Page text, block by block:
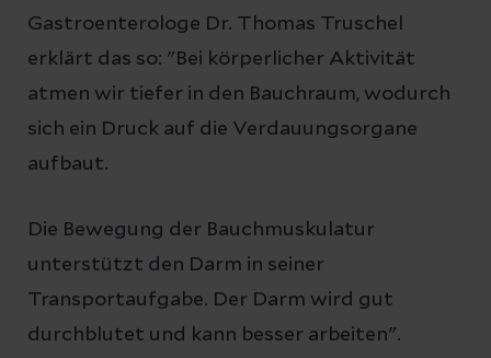
Gastroenterologe Dr. Thomas Truschel
erklärt das so: "Bei körperlicher Aktivität
atmen wir tiefer in den Bauchraum, wodurch
sich ein Druck auf die Verdauungsorgane
aufbaut.
Die Bewegung der Bauchmuskulatur
unterstützt den Darm in seiner
Transportaufgabe. Der Darm wird gut
durchblutet und kann besser arbeiten".